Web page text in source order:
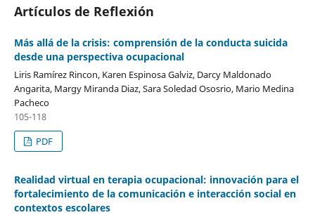
Artículos de Reflexión
Más allá de la crisis: comprensión de la conducta suicida
desde una perspectiva ocupacional
Liris Ramírez Rincon, Karen Espinosa Galviz, Darcy Maldonado
Angarita, Margy Miranda Diaz, Sara Soledad Ososrio, Mario Medina
Pacheco
105-118
PDF
Realidad virtual en terapia ocupacional: innovación para el
fortalecimiento de la comunicación e interacción social en
contextos escolares